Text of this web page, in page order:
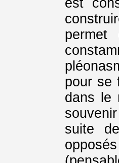
est
pour se
dans le
suite